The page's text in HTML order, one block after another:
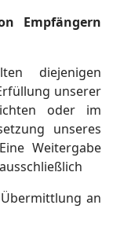
Empfängern
diejenigen
unserer
oder im
unseres
Weitergabe
an